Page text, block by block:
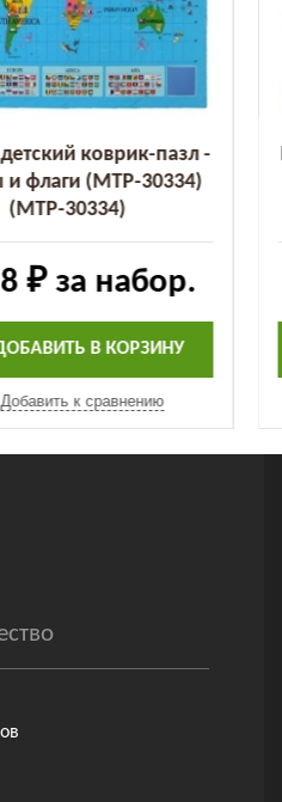
коврик-пазл -
и флаги (MTP-30334)
(MTP-30334)
₽за набор.
В КОРЗИНУ
Добавить к сравнению